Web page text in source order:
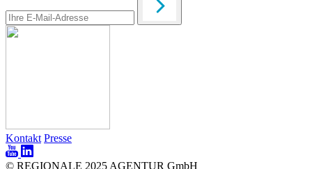
Kontakt Presse
© REGIONALE 2025 AGENTUR GmbH